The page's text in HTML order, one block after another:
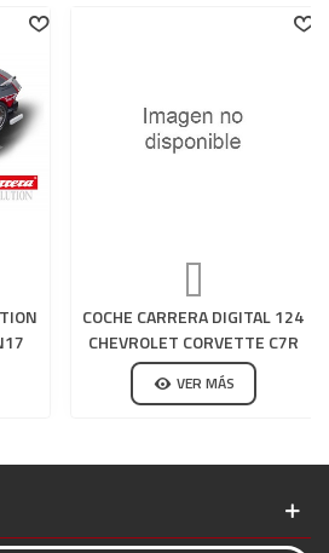
COCHE CARRERA DIGITAL 124
CHEVROLET CORVETTE C7R
NO 03
VER MÁS